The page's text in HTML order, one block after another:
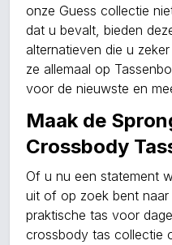
onze Guess collectie
dat u bevalt, bieden
alternatieven die u
ze allemaal op
voor de nieuwste en
Maak de
Crossbody
Of u nu een statement
uit of op zoek bent
praktische tas voor
crossbody tas collectie